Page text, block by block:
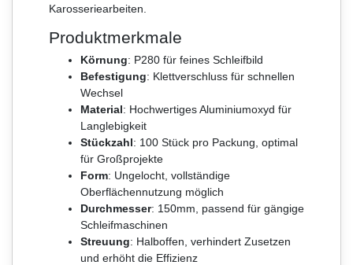
Karosseriearbeiten.
Produktmerkmale
Körnung: P280 für feines Schleifbild
Befestigung: Klettverschluss für schnellen
Wechsel
Material: Hochwertiges Aluminiumoxyd für
Langlebigkeit
Stückzahl: 100 Stück pro Packung, optimal
für Großprojekte
Form: Ungelocht, vollständige
Oberflächennutzung möglich
Durchmesser: 150mm, passend für gängige
Schleifmaschinen
Streuung: Halboffen, verhindert Zusetzen
und erhöht die Effizienz